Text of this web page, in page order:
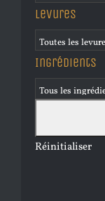
Levures
Ingrédients
Réinitialiser